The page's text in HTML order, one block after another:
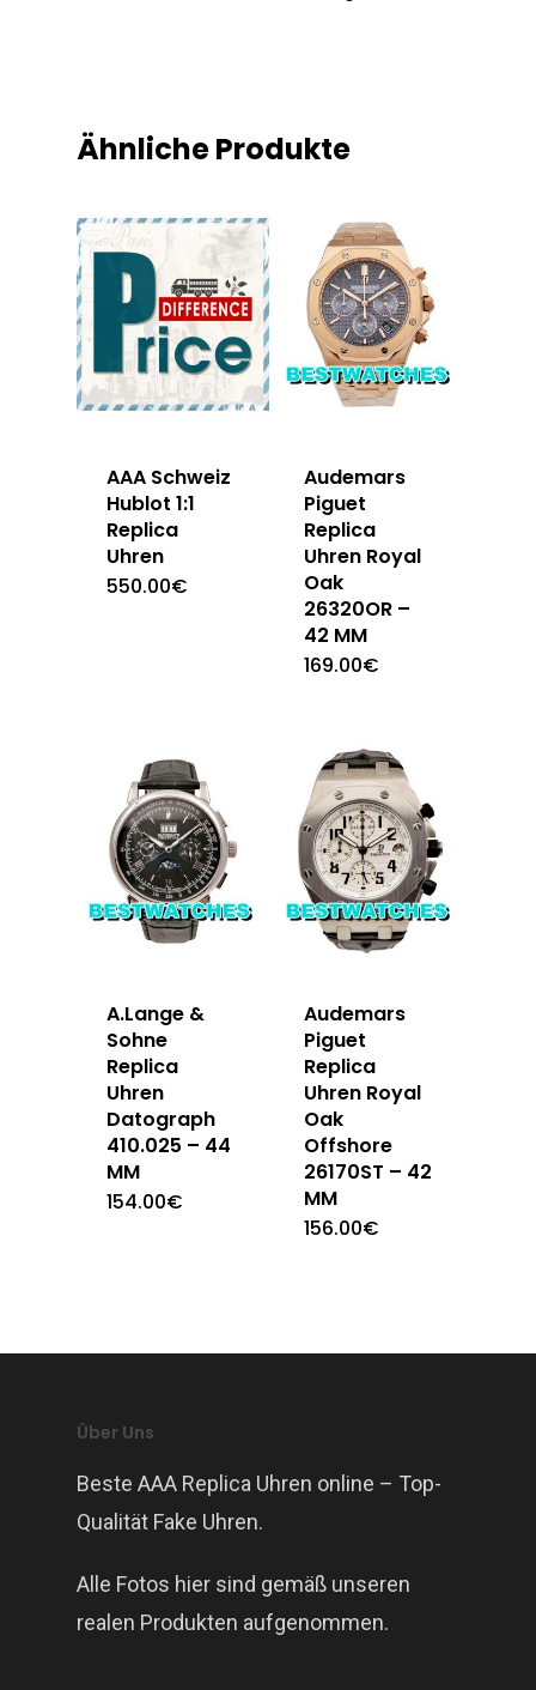
Ähnliche Produkte
AAA Schweiz
Hublot 1:1
Replica
Uhren
550.00€
Audemars
Piguet
Replica
Uhren Royal
Oak
26320OR –
42 MM
169.00€
A.Lange &
Sohne
Replica
Uhren
Datograph
410.025 – 44
MM
154.00€
Audemars
Piguet
Replica
Uhren Royal
Oak
Offshore
26170ST – 42
MM
156.00€
Über Uns
Beste AAA Replica Uhren online – Top-
Qualität Fake Uhren.
Alle Fotos hier sind gemäß unseren
realen Produkten aufgenommen.